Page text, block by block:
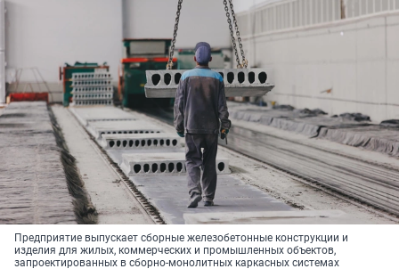
Предприятие выпускает сборные железобетонные конструкции и
изделия для жилых, коммерческих и промышленных объектов,
запроектированных в сборно-монолитных каркасных системах